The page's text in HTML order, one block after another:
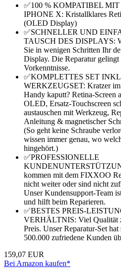
✅100 % KOMPATIBEL
IPHONE X: Kristallklares
(OLED Display)
✅SCHNELLER UND
TAUSCH DES DISPLAYS:
Sie in wenigen Schritten Ihr
Display. Die Reparatur gelingt
Vorkenntnisse.
✅KOMPLETTES SET
WERKZEUGSET: Kratzer
Handy kaputt? Retina-Screen
OLED, Ersatz-Touchscreen
austauschen mit Werkzeug,
Anleitung & magnetischer
(So geht keine Schraube
wissen immer genau, wo
hingehört.)
✅PROFESSIONELLE
kommen mit dem FIXXOO
nicht weiter oder sind nicht
Unser Kundensupport-Team
und hilft beim Reparieren.
✅BESTES PREIS-
VERHÄLTNIS: Viel Qualität
Preis. Unser Reparatur-Set hat
500.000 zufriedene Kunden
159,07 EUR
Bei Amazon kaufen*